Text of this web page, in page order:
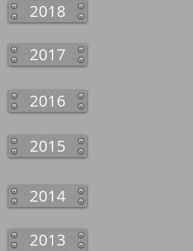
2018
2017
2016
2015
2014
2013